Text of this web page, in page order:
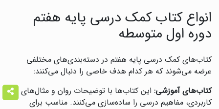
انواع کتاب کمک درسی پایه هفتم
دوره اول متوسطه
کتاب‌های کمک درسی پایه هفتم در دسته‌بندی‌های مختلفی
عرضه می‌شوند که هر کدام هدف خاصی را دنبال می‌کنند:
کتاب‌های آموزشی: این کتاب‌ها با توضیحات روان و مثال‌های
کاربردی، مفاهیم درسی را ساده‌سازی می‌کنند. مناسب برای